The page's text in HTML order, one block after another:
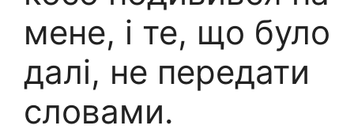
мене, і те, що було
далі, не передати
словами.